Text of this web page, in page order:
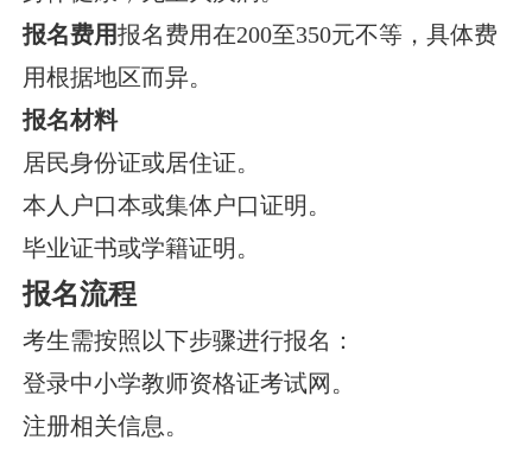
报名费用报名费用在200至350元不等，具体费
用根据地区而异。
报名材料
居民身份证或居住证。
本人户口本或集体户口证明。
毕业证书或学籍证明。
报名流程
考生需按照以下步骤进行报名：
登录中小学教师资格证考试网。
注册相关信息。